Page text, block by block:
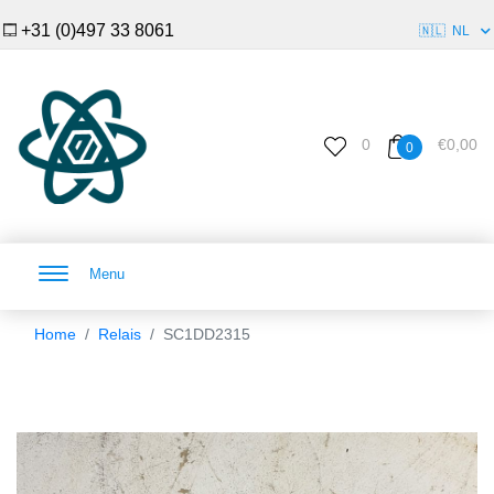
+31 (0)497 33 8061 🇳🇱 NL
0 0 €0,00
Menu
Home Relais SC1DD2315